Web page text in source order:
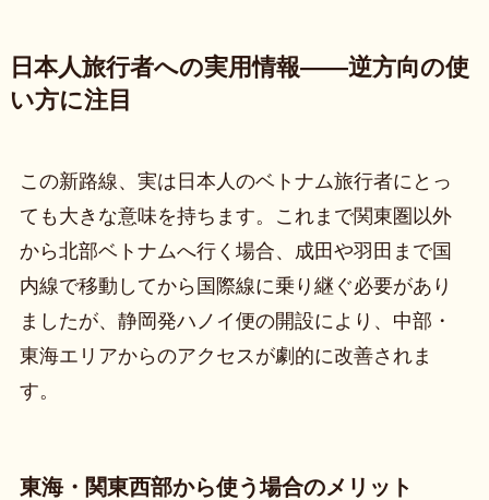
日本人旅行者への実用情報——逆方向の使
い方に注目
この新路線、実は日本人のベトナム旅行者にとっ
ても大きな意味を持ちます。これまで関東圏以外
から北部ベトナムへ行く場合、成田や羽田まで国
内線で移動してから国際線に乗り継ぐ必要があり
ましたが、静岡発ハノイ便の開設により、中部・
東海エリアからのアクセスが劇的に改善されま
す。
東海・関東西部から使う場合のメリット